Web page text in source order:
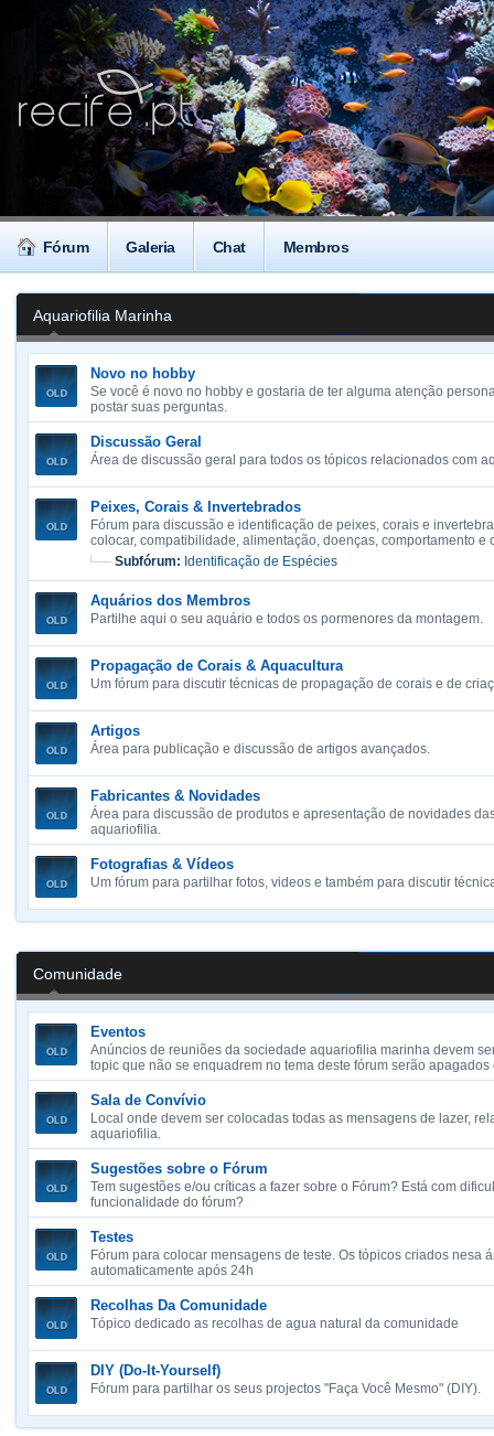
Fórum Galeria Chat Membros
Aquariofilia Marinha
Novo no hobby
Se você é novo no hobby e gostaria de ter alguma atenção
postar suas perguntas.
Discussão Geral
Área de discussão geral para todos os tópicos relacionados com
Peixes, Corais & Invertebrados
Fórum para discussão e identificação de peixes, corais e
colocar, compatibilidade, alimentação, doenças, comportamento e
Subfórum: Identificação de Espécies
Aquários dos Membros
Partilhe aqui o seu aquário e todos os pormenores da montagem.
Propagação de Corais & Aquacultura
Um fórum para discutir técnicas de propagação de corais e de
Artigos
Área para publicação e discussão de artigos avançados.
Fabricantes & Novidades
Área para discussão de produtos e apresentação de novidades
aquariofilia.
Fotografias & Vídeos
Um fórum para partilhar fotos, videos e também para discutir
Comunidade
Eventos
Anúncios de reuniões da sociedade aquariofilia marinha devem
topic que não se enquadrem no tema deste fórum serão apagados
Sala de Convívio
Local onde devem ser colocadas todas as mensagens de lazer,
aquariofilia.
Sugestões sobre o Fórum
Tem sugestões e/ou críticas a fazer sobre o Fórum? Está com
funcionalidade do fórum?
Testes
Fórum para colocar mensagens de teste. Os tópicos criados nesa
automaticamente após 24h
Recolhas Da Comunidade
Tópico dedicado as recolhas de agua natural da comunidade
DIY (Do-It-Yourself)
Fórum para partilhar os seus projectos "Faça Você Mesmo" (DIY).